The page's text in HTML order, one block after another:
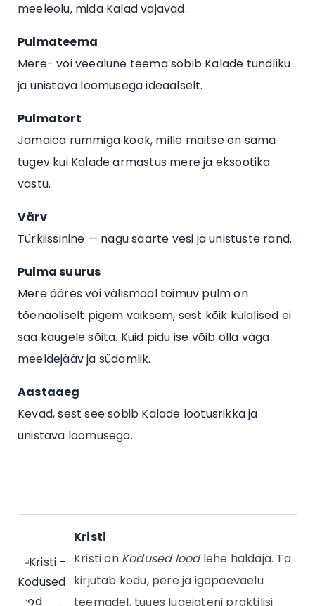
meeleolu, mida Kalad vajavad.
Pulmateema
Mere- või veealune teema sobib Kalade tundliku
ja unistava loomusega ideaalselt.
Pulmatort
Jamaica rummiga kook, mille maitse on sama
tugev kui Kalade armastus mere ja eksootika
vastu.
Värv
Türkiissinine — nagu saarte vesi ja unistuste rand.
Pulma suurus
Mere ääres või välismaal toimuv pulm on
tõenäoliselt pigem väiksem, sest kõik külalised ei
saa kaugele sõita. Kuid pidu ise võib olla väga
meeldejääv ja südamlik.
Aastaaeg
Kevad, sest see sobib Kalade lootusrikka ja
unistava loomusega.
Kristi
Kristi on Kodused loodlehe haldaja. Ta
kirjutab kodu, pere ja igapäevaelu
teemadel, tuues lugejateni praktilisi